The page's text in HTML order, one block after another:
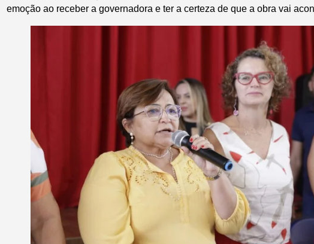
emoção ao receber a governadora e ter a certeza de que a obra vai